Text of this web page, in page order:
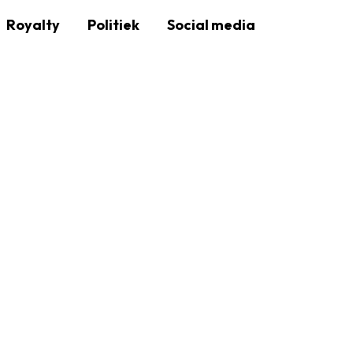
Royalty Politiek Social media